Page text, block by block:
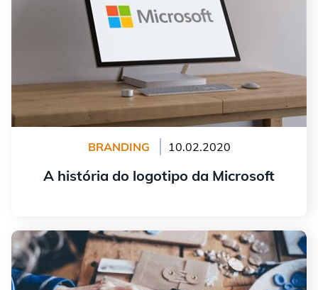
BRANDING 10.02.2020
A história do logotipo da Microsoft
Crie um logotipo para sua loja da Etsy